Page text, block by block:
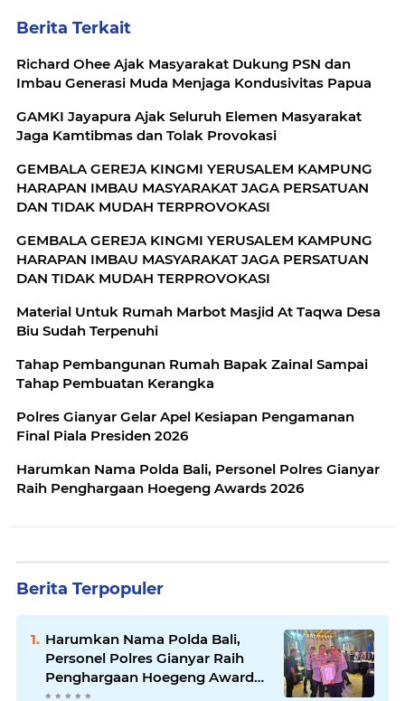
Berita Terkait
Richard Ohee Ajak Masyarakat Dukung PSN dan
Imbau Generasi Muda Menjaga Kondusivitas Papua
GAMKI Jayapura Ajak Seluruh Elemen Masyarakat
Jaga Kamtibmas dan Tolak Provokasi
GEMBALA GEREJA KINGMI YERUSALEM KAMPUNG
HARAPAN IMBAU MASYARAKAT JAGA PERSATUAN
DAN TIDAK MUDAH TERPROVOKASI
GEMBALA GEREJA KINGMI YERUSALEM KAMPUNG
HARAPAN IMBAU MASYARAKAT JAGA PERSATUAN
DAN TIDAK MUDAH TERPROVOKASI
Material Untuk Rumah Marbot Masjid At Taqwa Desa
Biu Sudah Terpenuhi
Tahap Pembangunan Rumah Bapak Zainal Sampai
Tahap Pembuatan Kerangka
Polres Gianyar Gelar Apel Kesiapan Pengamanan
Final Piala Presiden 2026
Harumkan Nama Polda Bali, Personel Polres Gianyar
Raih Penghargaan Hoegeng Awards 2026
Berita Terpopuler
Harumkan Nama Polda Bali,
Personel Polres Gianyar Raih
Penghargaan Hoegeng Awards
2026